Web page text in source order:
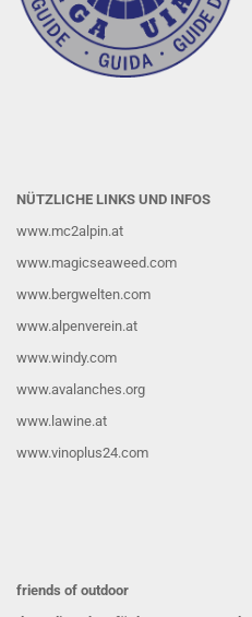
NÜTZLICHE LINKS UND INFOS
www.mc2alpin.at
www.magicseaweed.com
www.bergwelten.com
www.alpenverein.at
www.windy.com
www.avalanches.org
www.lawine.at
www.vinoplus24.com
friends of outdoor